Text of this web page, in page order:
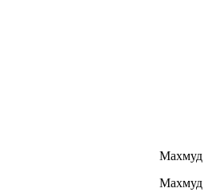
Махмуд
Махмуд